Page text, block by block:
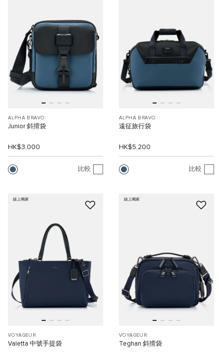
ALPHA BRAVO
Junior 斜揹袋
HK$3,000
比較
ALPHA BRAVO
遠征旅行袋
HK$5,200
比較
線上獨家
VOYAGEUR
Valetta 中號手提袋
線上獨家
VOYAGEUR
Teghan 斜揹袋